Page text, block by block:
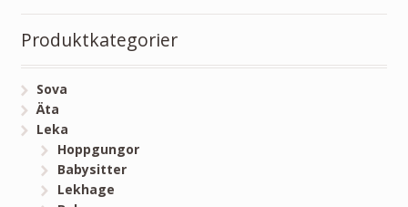
Produktkategorier
Sova
Äta
Leka
Hoppgungor
Babysitter
Lekhage